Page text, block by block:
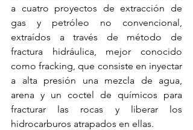
a cuatro proyectos de extracción de
gas y petróleo no convencional,
extraídos a través de método de
fractura hidráulica, mejor conocido
como fracking, que consiste en inyectar
a alta presión una mezcla de agua,
arena y un coctel de químicos para
fracturar las rocas y liberar los
hidrocarburos atrapados en ellas.